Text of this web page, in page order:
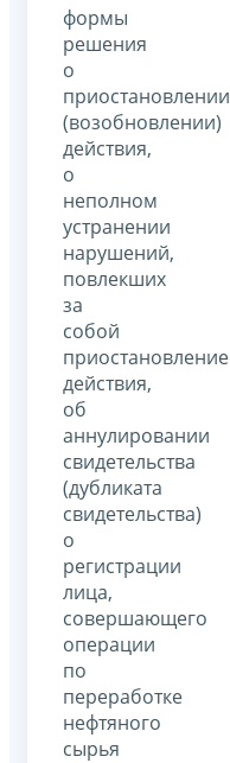
формы
решения
о
приостановлении
(возобновлении)
действия,
о
неполном
устранении
нарушений,
повлекших
за
собой
приостановление
действия,
об
аннулировании
свидетельства
(дубликата
свидетельства)
о
регистрации
лица,
совершающего
операции
по
переработке
нефтяного
сырья